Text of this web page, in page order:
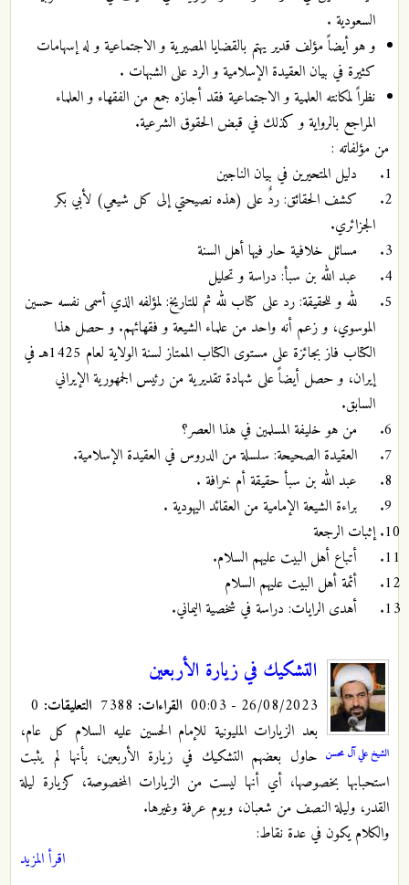
السعودية .
و هو أيضاً مؤلف قدير يهتم بالقضايا المصيرية و الاجتماعية و له إسهامات
كثيرة في بيان العقيدة الإسلامية و الرد على الشبهات .
نظراً لمكانته العلمية و الاجتماعية فقد أجازه جمع من الفقهاء و العلماء
المراجع بالرواية و كذلك في قبض الحقوق الشرعية.
من مؤلفاته :
دليل المتحيرين في بيان الناجين
كشف الحقائق: ردٌ على (هذه نصيحتي إلى كل شيعي) لأبي بكر
الجزائري.
مسائل خلافية حار فيها أهل السنة
عبد الله بن سبأ: دراسة و تحليل
لله و للحقيقة: رد على كتاب لله ثم للتاريخ: لمؤلفه الذي أسمى نفسه حسين
الموسوي، و زعم أنه واحد من علماء الشيعة و فقهائهم. و حصل هذا
الكتاب فاز بجائزة على مستوى الكتاب الممتاز لسنة الولاية لعام 1425هـ في
إيران، و حصل أيضاً على شهادة تقديرية من رئيس الجمهورية الإيراني
السابق.
من هو خليفة المسلمين في هذا العصر؟
العقيدة الصحيحة: سلسلة من الدروس في العقيدة الإسلامية.
عبد الله بن سبأ حقيقة أم خرافة .
براءة الشيعة الإمامية من العقائد اليهودية .
إثبات الرجعة
أتباع أهل البيت عليهم السلام.
أئمة أهل البيت عليهم السلام
أهدى الرايات: دراسة في شخصية اليماني.
الشيخ علي آل محسن
التشكيك في زيارة الأربعين
26/08/2023 - 00:03 القراءات: التعليقات:
بعد الزيارات المليونية للإمام الحسين عليه السلام كل عام،
حاول بعضهم التشكيك في زيارة الأربعين، بأنها لم يثبت
استحبابها بخصوصها، أي أنها ليست من الزيارات المخصوصة، كزيارة ليلة
القدر، وليلة النصف من شعبان، ويوم عرفة وغيرها.
والكلام يكون في عدة نقاط:
اقرأ المزيد